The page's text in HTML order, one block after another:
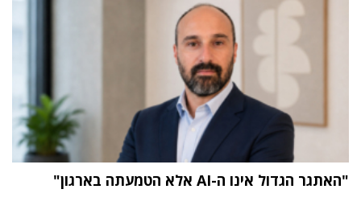
"האתגר הגדול אינו ה-AI אלא הטמעתה בארגון"